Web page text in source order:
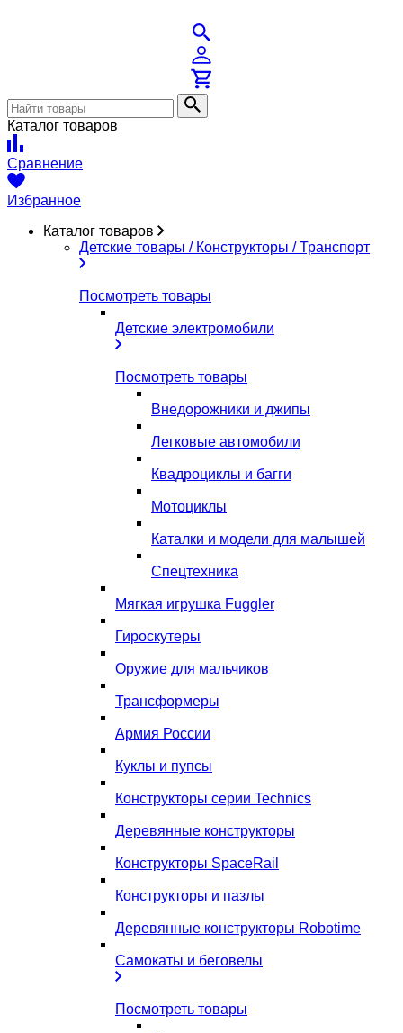
Каталог товаров
Сравнение
Избранное
Каталог товаров
Детские товары / Конструкторы / Транспорт
Посмотреть товары
Детские электромобили
Посмотреть товары
Внедорожники и джипы
Легковые автомобили
Квадроциклы и багги
Мотоциклы
Каталки и модели для малышей
Спецтехника
Мягкая игрушка Fuggler
Гироскутеры
Оружие для мальчиков
Трансформеры
Армия России
Куклы и пупсы
Конструкторы серии Technics
Деревянные конструкторы
Конструкторы SpaceRail
Конструкторы и пазлы
Деревянные конструкторы Robotime
Самокаты и беговелы
Посмотреть товары